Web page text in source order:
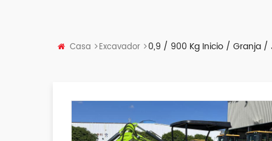
Casa Excavador
0,9 / 900 Kg Inicio / Granja /